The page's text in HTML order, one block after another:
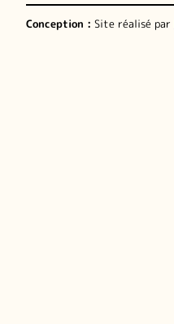
Conception : Site réalisé par